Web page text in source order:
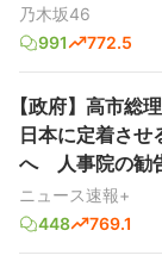
乃木坂46
991
772.5
【政府】高市総
日本に定着さ
へ 人事院の勧
ニュース速報+
448
769.1